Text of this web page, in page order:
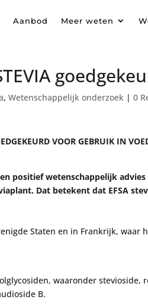
Aanbod Meer weten
,Wetenschappelijk onderzoek |0
VOOR GEBRUIK IN
positief wetenschappelijk
Dat betekent dat EFSA
Staten en in Frankrijk, waar
waaronder stevioside,
B.